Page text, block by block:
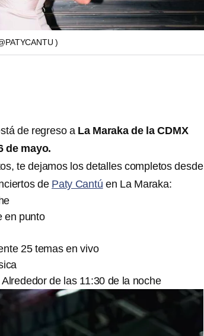
)
de regreso aLa Maraka de la CDMX
de mayo.
te dejamos los detalles completos desde
de Paty Cantú en La Maraka:
en punto
25 temas en vivo
de las 11:30 de la noche